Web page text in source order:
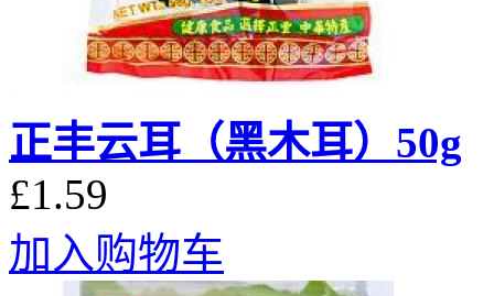
正丰云耳（黑木耳）50g
£1.59
加入购物车